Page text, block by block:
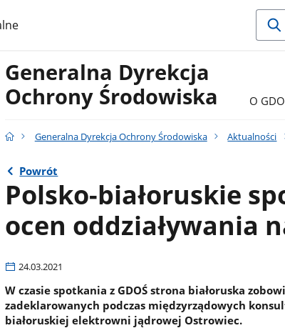
Generalna Dyrekcja
Ochrony Środowiska
O
Generalna Dyrekcja Ochrony Środowiska Aktualności
Powrót
Polsko-białoruskie
ocen oddziaływania
24.03.2021
W czasie spotkania z GDOŚ strona białoruska
zadeklarowanych podczas międzyrządowych
białoruskiej elektrowni jądrowej Ostrowiec.